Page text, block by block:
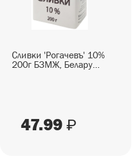
Сливки 'Рогачевъ' 10%
200г БЗМЖ, Белару...
47.99 ₽